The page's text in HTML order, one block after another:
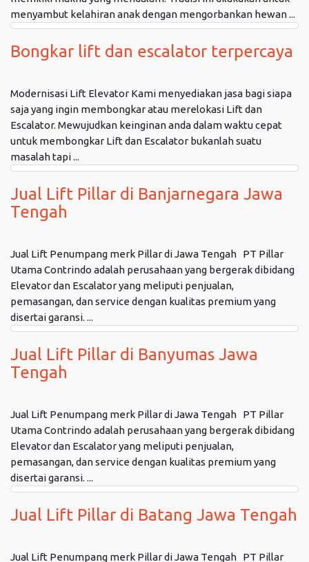
menyambut kelahiran anak dengan mengorbankan hewan ...
Bongkar lift dan escalator terpercaya
Modernisasi Lift Elevator Kami menyediakan jasa bagi siapa
saja yang ingin membongkar atau merelokasi Lift dan
Escalator. Mewujudkan keinginan anda dalam waktu cepat
untuk membongkar Lift dan Escalator bukanlah suatu
masalah tapi ...
Jual Lift Pillar di Banjarnegara Jawa
Tengah
Jual Lift Penumpang merk Pillar di Jawa Tengah PT Pillar
Utama Contrindo adalah perusahaan yang bergerak dibidang
Elevator dan Escalator yang meliputi penjualan,
pemasangan, dan service dengan kualitas premium yang
disertai garansi. ...
Jual Lift Pillar di Banyumas Jawa
Tengah
Jual Lift Penumpang merk Pillar di Jawa Tengah PT Pillar
Utama Contrindo adalah perusahaan yang bergerak dibidang
Elevator dan Escalator yang meliputi penjualan,
pemasangan, dan service dengan kualitas premium yang
disertai garansi. ...
Jual Lift Pillar di Batang Jawa Tengah
Jual Lift Penumpang merk Pillar di Jawa Tengah PT Pillar